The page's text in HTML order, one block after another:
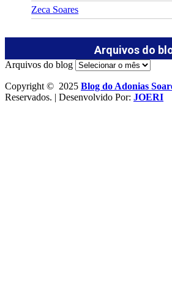
Zeca Soares
Arquivos do
Arquivos do blog
Copyright © 2025 Blog do Adonias
Reservados. | Desenvolvido Por: JOERI